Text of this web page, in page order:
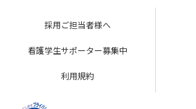
採用ご担当者様へ
看護学生サポーター募集中
利用規約